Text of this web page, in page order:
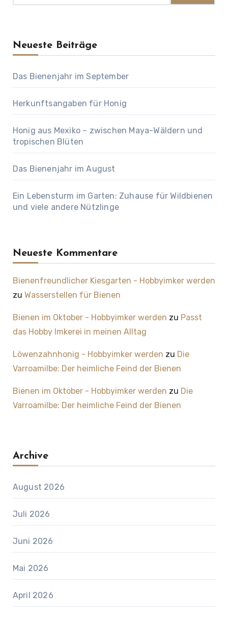
Neueste Beiträge
Das Bienenjahr im September
Herkunftsangaben für Honig
Honig aus Mexiko – zwischen Maya-Wäldern und
tropischen Blüten
Das Bienenjahr im August
Ein Lebensturm im Garten: Zuhause für Wildbienen
und viele andere Nützlinge
Neueste Kommentare
Bienenfreundlicher Kiesgarten - Hobbyimker werden
zu Wasserstellen für Bienen
Bienen im Oktober - Hobbyimker werden zu Passt
das Hobby Imkerei in meinen Alltag
Löwenzahnhonig - Hobbyimker werden zu Die
Varroamilbe: Der heimliche Feind der Bienen
Bienen im Oktober - Hobbyimker werden zu Die
Varroamilbe: Der heimliche Feind der Bienen
Archive
August 2026
Juli 2026
Juni 2026
Mai 2026
April 2026